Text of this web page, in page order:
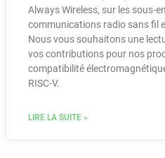
Always Wireless, sur les sous-
communications radio sans fil
Nous vous souhaitons une
vos contributions pour nos
compatibilité
RISC-V.
LIRE LA SUITE »